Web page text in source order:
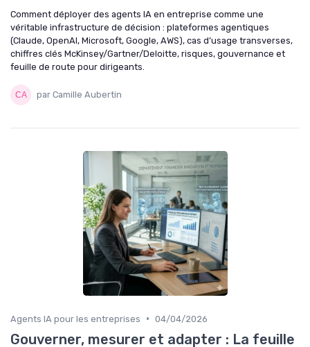
Comment déployer des agents IA en entreprise comme une
véritable infrastructure de décision : plateformes agentiques
(Claude, OpenAI, Microsoft, Google, AWS), cas d’usage transverses,
chiffres clés McKinsey/Gartner/Deloitte, risques, gouvernance et
feuille de route pour dirigeants.
par Camille Aubertin
Agents IA pour les entreprises • 04/04/2026
Gouverner, mesurer et adapter : La feuille